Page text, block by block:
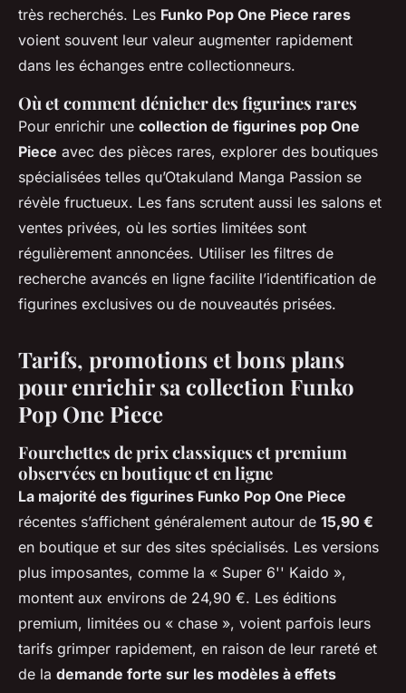
très recherchés. Les Funko Pop One Piece rares
voient souvent leur valeur augmenter rapidement
dans les échanges entre collectionneurs.
Où et comment dénicher des figurines rares
Pour enrichir une collection de figurines pop One
Piece avec des pièces rares, explorer des boutiques
spécialisées telles qu’Otakuland Manga Passion se
révèle fructueux. Les fans scrutent aussi les salons et
ventes privées, où les sorties limitées sont
régulièrement annoncées. Utiliser les filtres de
recherche avancés en ligne facilite l’identification de
figurines exclusives ou de nouveautés prisées.
Tarifs, promotions et bons plans
pour enrichir sa collection Funko
Pop One Piece
Fourchettes de prix classiques et premium
observées en boutique et en ligne
La majorité des figurines Funko Pop One Piece
récentes s’affichent généralement autour de 15,90 €
en boutique et sur des sites spécialisés. Les versions
plus imposantes, comme la « Super 6'' Kaido »,
montent aux environs de 24,90 €. Les éditions
premium, limitées ou « chase », voient parfois leurs
tarifs grimper rapidement, en raison de leur rareté et
de la demande forte sur les modèles à effets